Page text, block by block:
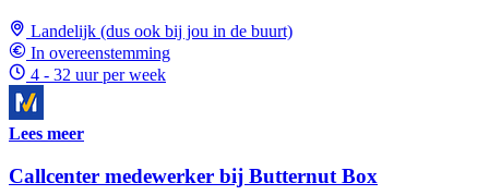
Landelijk (dus ook bij jou in de buurt)
In overeenstemming
4 - 32 uur per week
Lees meer
Callcenter medewerker bij Butternut Box